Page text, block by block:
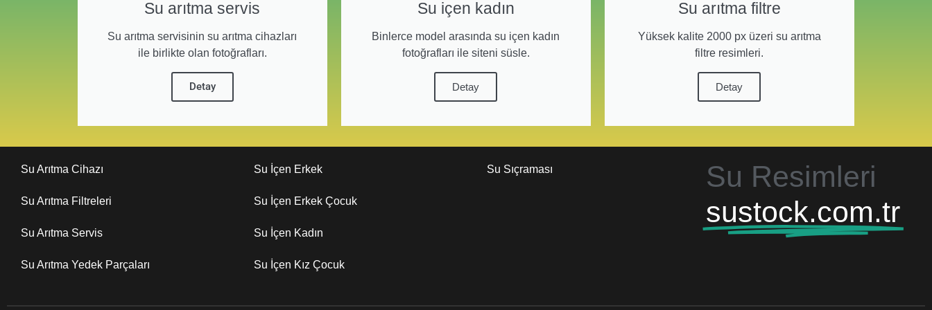
Su arıtma servis
Su arıtma servisinin su arıtma cihazları
ile birlikte olan fotoğrafları.
Detay
Su içen kadın
Binlerce model arasında su içen kadın
fotoğrafları ile siteni süsle.
Detay
Su arıtma filtre
Yüksek kalite 2000 px üzeri su arıtma
filtre resimleri.
Detay
Su Arıtma Cihazı
Su Arıtma Filtreleri
Su Arıtma Servis
Su Arıtma Yedek Parçaları
Su İçen Erkek
Su İçen Erkek Çocuk
Su İçen Kadın
Su İçen Kız Çocuk
Su Sıçraması
Su Resimleri
sustock.com.tr